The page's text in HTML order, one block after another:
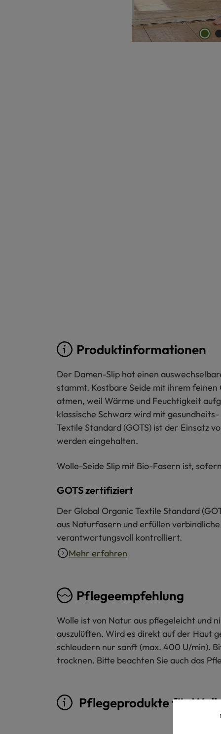
Produktinformationen
Der Damen-Slip hat einen
stammt. Kostbare Seide mit ihrem feinen
atmen, weil Wärme und Feuchtigkeit
klassische Schwarz wird mit
Textile Standard (GOTS) ist der Einsatz
werden eingehalten.
Wolle-Seide Slip mit Bio-Fasern ist,
GOTS zertifiziert
Der Global Organic Textile Standard
aus Naturfasern und erfüllen
verantwortungsvoll kontrolliert.
Mehr erfahren
Pflegeempfehlung
Wolle ist von Natur aus pflegeleicht und
auszulüften. Wird es direkt auf der Haut
schleudern nur sanft (max. 400 U/min).
trocknen. Bitte beachten Sie auch das
Pflegeprodukte für